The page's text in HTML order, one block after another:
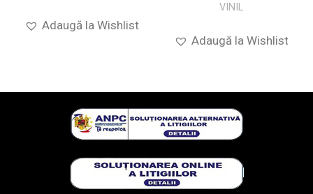
Adaugă la Wishlist
VINIL
Adaugă la Wishlist